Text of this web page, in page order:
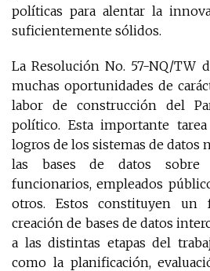
políticas para alentar la
suficientemente sólidos.
La Resolución No. 57-NQ/TW
muchas oportunidades de
labor de construcción del
político. Esta importante
logros de los sistemas de datos
las bases de datos sobre
funcionarios, empleados
otros. Estos constituyen un
creación de bases de datos
a las distintas etapas del
como la planificación,